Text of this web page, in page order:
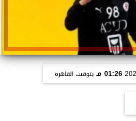
01:26 مـ بتوقيت القاهرة